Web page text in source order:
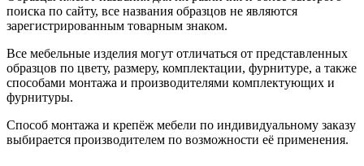
поиска по сайту, все названия образцов не являются
зарегистрированным товарным знаком.
Все мебельные изделия могут отличаться от представленных
образцов по цвету, размеру, комплектации, фурнитуре, а также
способами монтажа и производителями комплектующих и
фурнитуры.
Способ монтажа и крепёж мебели по индивидуальному заказу
выбирается производителем по возможности её применения.